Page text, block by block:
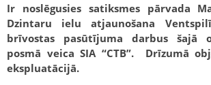
Ir noslēgusies satiksmes pārvada
Dzintaru ielu atjaunošana
brīvostas pasūtījuma darbus šajā
posmā veica SIA “CTB”. Drīzumā
ekspluatācijā.